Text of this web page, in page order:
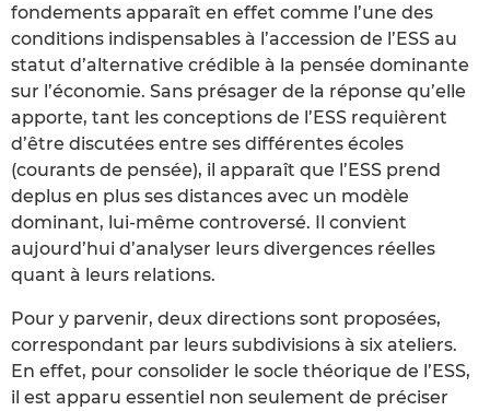
fondements apparaît en effet comme l’une des
conditions indispensables à l’accession de l’ESS au
statut d’alternative crédible à la pensée dominante
sur l’économie. Sans présager de la réponse qu’elle
apporte, tant les conceptions de l’ESS requièrent
d’être discutées entre ses différentes écoles
(courants de pensée), il apparaît que l’ESS prend
deplus en plus ses distances avec un modèle
dominant, lui-même controversé. Il convient
aujourd’hui d’analyser leurs divergences réelles
quant à leurs relations.
Pour y parvenir, deux directions sont proposées,
correspondant par leurs subdivisions à six ateliers.
En effet, pour consolider le socle théorique de l’ESS,
il est apparu essentiel non seulement de préciser